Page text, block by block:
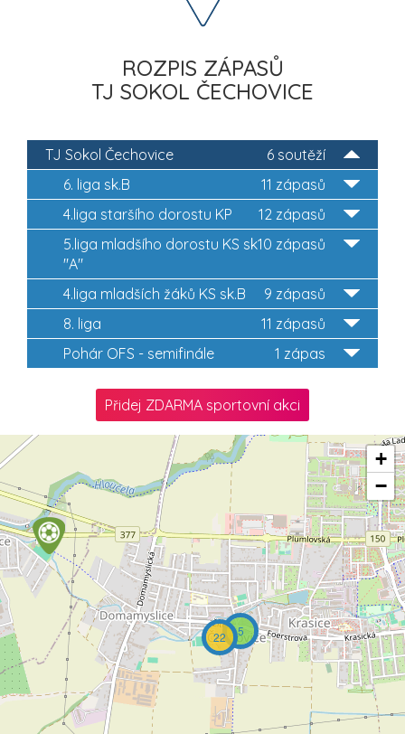
ROZPIS ZÁPASŮ
TJ SOKOL ČECHOVICE
6 soutěží
TJ Sokol Čechovice
11 zápasů
6. liga sk.B
12 zápasů
4.liga staršího dorostu KP
10 zápasů
5.liga mladšího dorostu KS sk
"A"
9 zápasů
4.liga mladších žáků KS sk.B
11 zápasů
8. liga
1 zápas
Pohár OFS - semifinále
Přidej ZDARMA sportovní akci
5
22
+
−